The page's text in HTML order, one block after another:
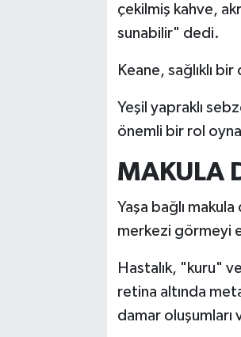
çekilmiş kahve,
sunabilir" dedi.
Keane, sağlıklı
Yeşil yapraklı
önemli bir rol
MAKULA
Yaşa bağlı
merkezi görmeyi
Hastalık, "kuru"
retina altında
damar oluşumları